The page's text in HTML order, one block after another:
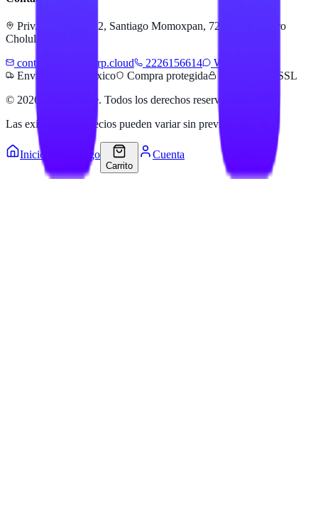
Priv. Alejandra 512, Santiago Momoxpan, 72775 San Pedro
Cholula, Pue.
contacto@hailanerp.cloud
2226156614
WhatsApp
Envíos a todo México
Compra protegida
Pago seguro SSL
© 2026 Hailan Store. Todos los derechos reservados.
Las existencias y precios pueden variar sin previo aviso.
Inicio Catálogo
Carrito
Cuenta